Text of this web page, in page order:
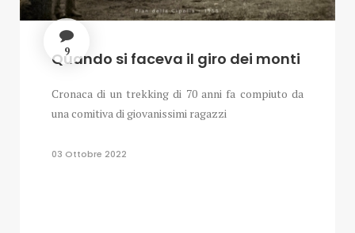
9
Quando si faceva il giro dei monti
Cronaca di un trekking di 70 anni fa compiuto da
una comitiva di giovanissimi ragazzi
03 Ottobre 2022